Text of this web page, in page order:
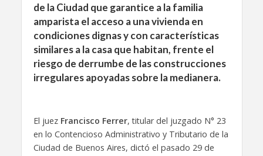
de la Ciudad que garantice a la familia
amparista el acceso a una vivienda en
condiciones dignas y con características
similares a la casa que habitan, frente el
riesgo de derrumbe de las construcciones
irregulares apoyadas sobre la medianera.
El juez Francisco Ferrer, titular del juzgado N° 23
en lo Contencioso Administrativo y Tributario de la
Ciudad de Buenos Aires, dictó el pasado 29 de